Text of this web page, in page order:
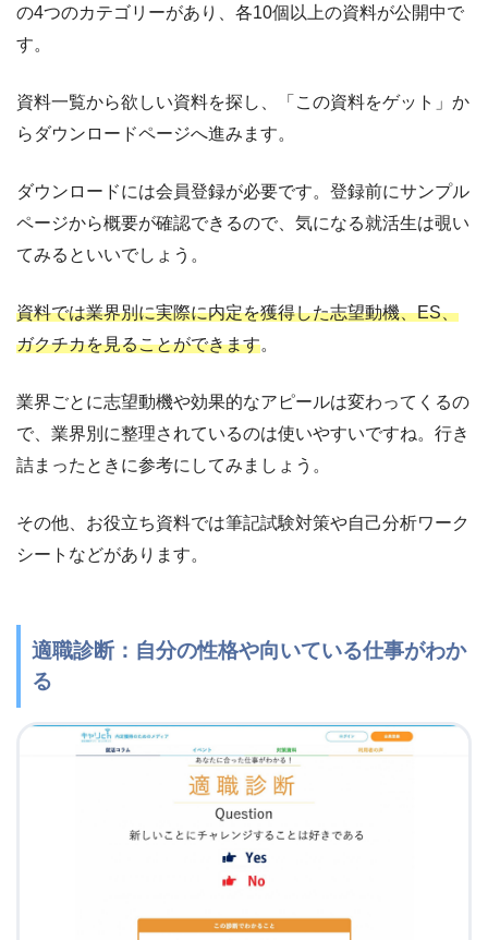
の4つのカテゴリーがあり、各10個以上の資料が公開中で
す。
資料一覧から欲しい資料を探し、「この資料をゲット」か
らダウンロードページへ進みます。
ダウンロードには会員登録が必要です。登録前にサンプル
ページから概要が確認できるので、気になる就活生は覗い
てみるといいでしょう。
資料では業界別に実際に内定を獲得した志望動機、ES、
ガクチカを見ることができます。
業界ごとに志望動機や効果的なアピールは変わってくるの
で、業界別に整理されているのは使いやすいですね。行き
詰まったときに参考にしてみましょう。
その他、お役立ち資料では筆記試験対策や自己分析ワーク
シートなどがあります。
適職診断：自分の性格や向いている仕事がわか
る